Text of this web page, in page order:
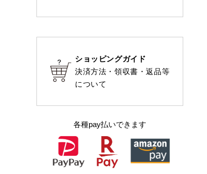
ショッピングガイド
決済方法・領収書・返品等
について
各種pay払いできます